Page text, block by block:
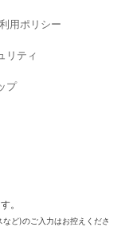
用ポリシー
リティ
プ
。
ど)のご入力はお控えくださ